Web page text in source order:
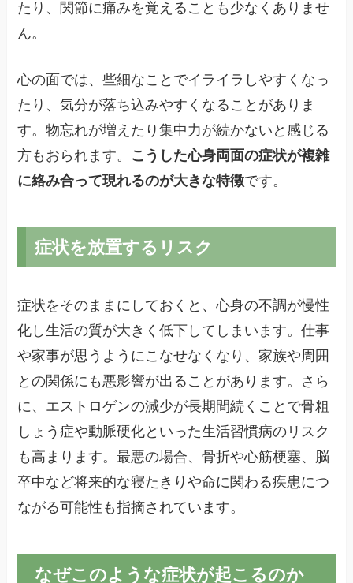
たり、関節に痛みを覚えることも少なくありませ
ん。
心の面では、些細なことでイライラしやすくなっ
たり、気分が落ち込みやすくなることがありま
す。物忘れが増えたり集中力が続かないと感じる
方もおられます。 こうした心身両面の症状が複雑
に絡み合って現れるのが大きな特徴です。
症状を放置するリスク
症状をそのままにしておくと、心身の不調が慢性
化し生活の質が大きく低下してしまいます。仕事
や家事が思うようにこなせなくなり、家族や周囲
との関係にも悪影響が出ることがあります。さら
に、エストロゲンの減少が長期間続くことで骨粗
しょう症や動脈硬化といった生活習慣病のリスク
も高まります。最悪の場合、骨折や心筋梗塞、脳
卒中など将来的な寝たきりや命に関わる疾患につ
ながる可能性も指摘されています。
なぜこのような症状が起こるのか